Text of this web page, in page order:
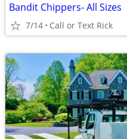
Bandit Chippers- All Sizes
7/14 Call or Text Rick